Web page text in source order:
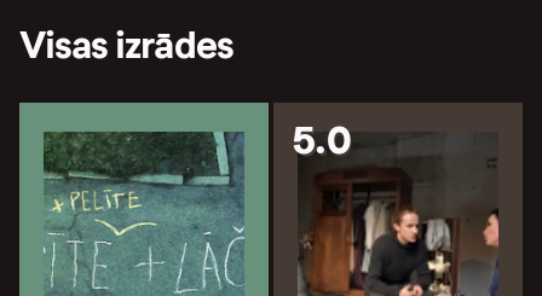
Visas izrādes
5.0